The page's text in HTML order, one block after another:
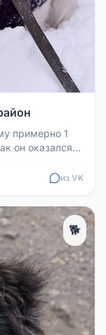
примерно 1
он оказался
из VK
🐕